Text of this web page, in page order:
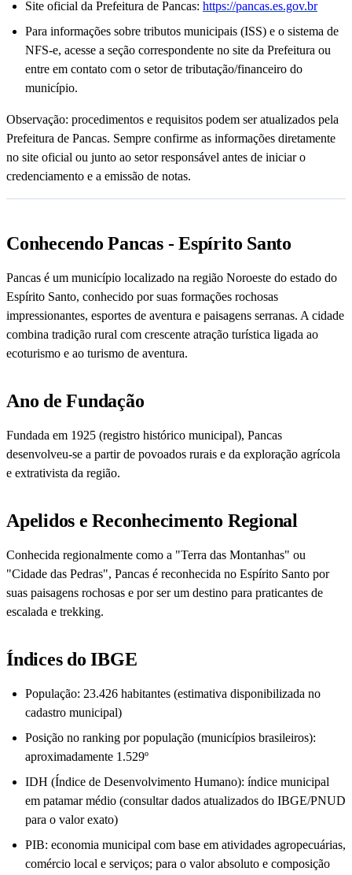
Site oficial da Prefeitura de Pancas: https://pancas.es.gov.br
Para informações sobre tributos municipais (ISS) e o sistema de
NFS-e, acesse a seção correspondente no site da Prefeitura ou
entre em contato com o setor de tributação/financeiro do
município.
Observação: procedimentos e requisitos podem ser atualizados pela
Prefeitura de Pancas. Sempre confirme as informações diretamente
no site oficial ou junto ao setor responsável antes de iniciar o
credenciamento e a emissão de notas.
Conhecendo Pancas - Espírito Santo
Pancas é um município localizado na região Noroeste do estado do
Espírito Santo, conhecido por suas formações rochosas
impressionantes, esportes de aventura e paisagens serranas. A cidade
combina tradição rural com crescente atração turística ligada ao
ecoturismo e ao turismo de aventura.
Ano de Fundação
Fundada em 1925 (registro histórico municipal), Pancas
desenvolveu-se a partir de povoados rurais e da exploração agrícola
e extrativista da região.
Apelidos e Reconhecimento Regional
Conhecida regionalmente como a "Terra das Montanhas" ou
"Cidade das Pedras", Pancas é reconhecida no Espírito Santo por
suas paisagens rochosas e por ser um destino para praticantes de
escalada e trekking.
Índices do IBGE
População: 23.426 habitantes (estimativa disponibilizada no
cadastro municipal)
Posição no ranking por população (municípios brasileiros):
aproximadamente 1.529º
IDH (Índice de Desenvolvimento Humano): índice municipal
em patamar médio (consultar dados atualizados do IBGE/PNUD
para o valor exato)
PIB: economia municipal com base em atividades agropecuárias,
comércio local e serviços; para o valor absoluto e composição